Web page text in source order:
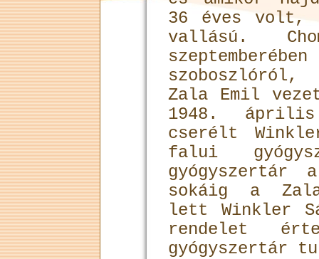
36 éves volt,
vallá­sú.
Zala Emil
1948.
cserélt
falui
gyógyszertár
sokáig a
lett Winkler
rendelet
gyógyszertár